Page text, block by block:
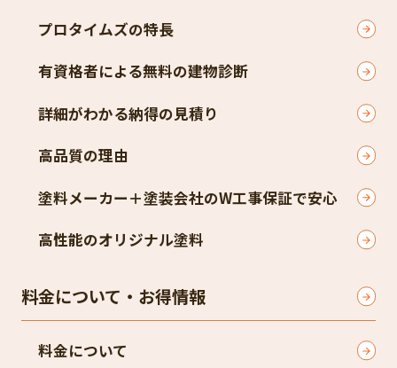
プロタイムズの特長
有資格者による無料の建物診断
詳細がわかる納得の見積り
高品質の理由
塗料メーカー＋塗装会社のW工事保証で安心
高性能のオリジナル塗料
料金について・お得情報
料金について